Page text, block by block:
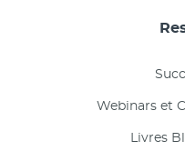
Webinars et
Livres